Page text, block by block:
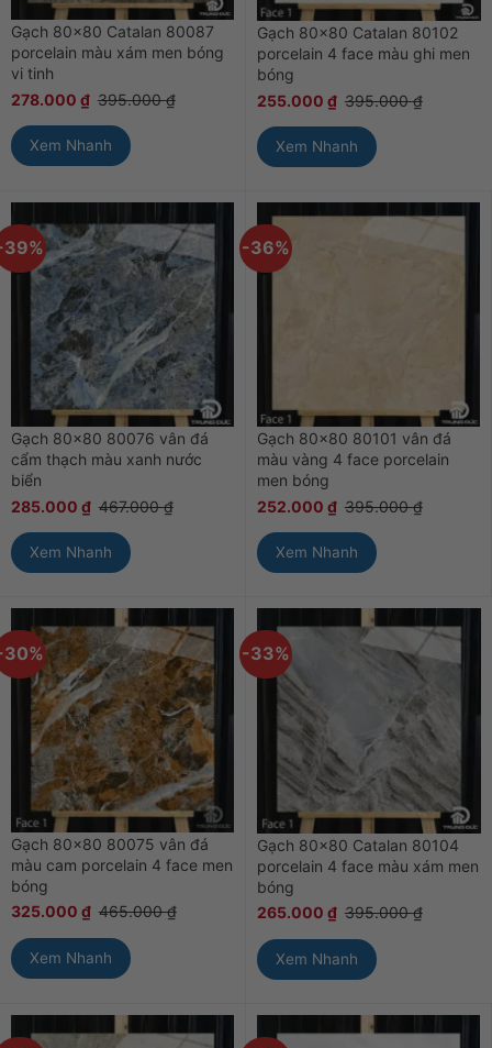
Gạch 80×80 Catalan 80087
porcelain màu xám men bóng
vi tinh
278.000 ₫ 395.000₫
Xem Nhanh
Gạch 80×80 Catalan 80102
porcelain 4 face màu ghi men
bóng
255.000 ₫ 395.000₫
Xem Nhanh
Gạch 80×80 80076 vân đá
cẩm thạch màu xanh nước
biển
285.000 ₫ 467.000₫
Xem Nhanh
-36%
Gạch 80×80 80101 vân đá
màu vàng 4 face porcelain
men bóng
252.000 ₫ 395.000₫
Xem Nhanh
Gạch 80×80 80075 vân đá
màu cam porcelain 4 face men
bóng
325.000 ₫ 465.000₫
Xem Nhanh
-33%
Gạch 80×80 Catalan 80104
porcelain 4 face màu xám men
bóng
265.000 ₫ 395.000₫
Xem Nhanh